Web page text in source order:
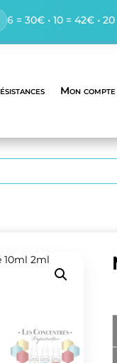
6 = 30€ • 10 = 42€ •
Mon compte